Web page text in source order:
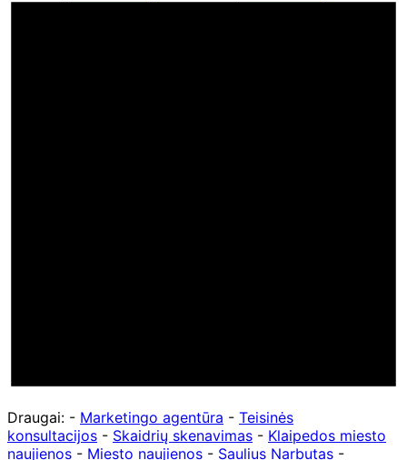
Draugai: - Marketingo agentūra - Teisinės
konsultacijos - Skaidrių skenavimas - Klaipedos miesto
naujienos - Miesto naujienos - Saulius Narbutas -